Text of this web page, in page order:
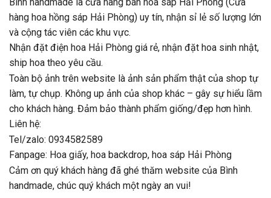
hàng hoa hồng sáp Hải Phòng) uy tín, nhận sỉ lẻ số lượng lớn
và cộng tác viên các khu vực.
Nhận đặt điện hoa Hải Phòng giá rẻ, nhận đặt hoa sinh nhật,
ship hoa theo yêu cầu.
Toàn bộ ảnh trên website là ảnh sản phẩm thật của shop tự
làm, tự chụp. Không up ảnh của shop khác – gây sự hiểu lầm
cho khách hàng. Đảm bảo thành phẩm giống/đẹp hơn hình.
Liên hệ:
Tel/zalo: 0934582589
Fanpage: Hoa giấy, hoa backdrop, hoa sáp Hải Phòng
Cảm ơn quý khách hàng đã ghé thăm website của Bình
handmade, chúc quý khách một ngày an vui!